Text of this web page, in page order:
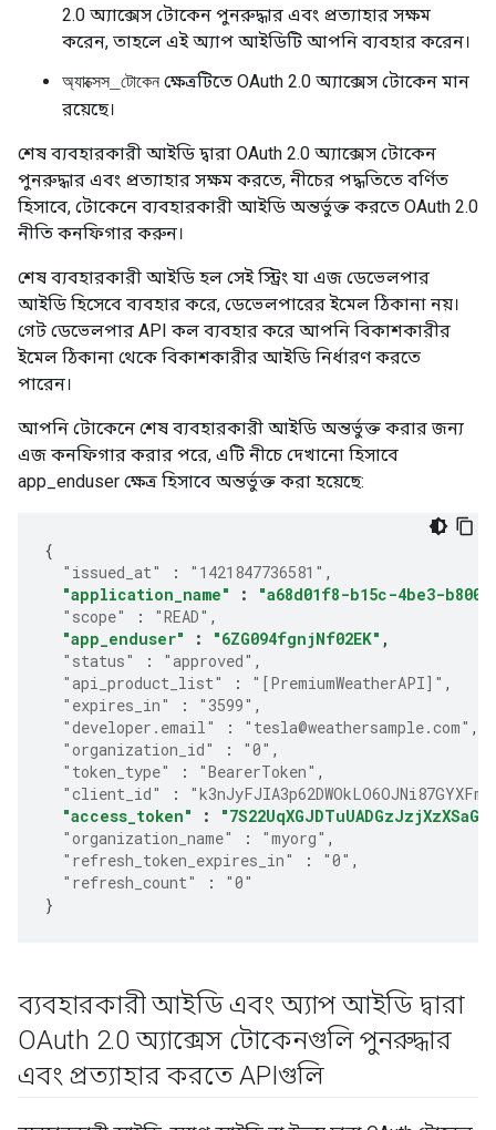
2.0 অ্যাক্সেস টোকেন পুনরুদ্ধার এবং প্রত্যাহার সক্ষম
করেন, তাহলে এই অ্যাপ আইডিটি আপনি ব্যবহার করেন।
অ্যাক্সেস_টোকেন ক্ষেত্রটিতে OAuth 2.0 অ্যাক্সেস টোকেন মান
রয়েছে।
শেষ ব্যবহারকারী আইডি দ্বারা OAuth 2.0 অ্যাক্সেস টোকেন
পুনরুদ্ধার এবং প্রত্যাহার সক্ষম করতে, নীচের পদ্ধতিতে বর্ণিত
হিসাবে, টোকেনে ব্যবহারকারী আইডি অন্তর্ভুক্ত করতে OAuth 2.0
নীতি কনফিগার করুন।
শেষ ব্যবহারকারী আইডি হল সেই স্ট্রিং যা এজ ডেভেলপার
আইডি হিসেবে ব্যবহার করে, ডেভেলপারের ইমেল ঠিকানা নয়।
গেট ডেভেলপার API কল ব্যবহার করে আপনি বিকাশকারীর
ইমেল ঠিকানা থেকে বিকাশকারীর আইডি নির্ধারণ করতে
পারেন।
আপনি টোকেনে শেষ ব্যবহারকারী আইডি অন্তর্ভুক্ত করার জন্য
এজ কনফিগার করার পরে, এটি নীচে দেখানো হিসাবে
app_enduser ক্ষেত্র হিসাবে অন্তর্ভুক্ত করা হয়েছে:
{
"issued_at"
: "1421847736581" ,
"application_name"
:
"a68d01f8-b15c-4be3-
"scope"
: "READ" ,
"app_enduser"
: "6ZG094fgnjNf02EK" ,
"status"
: "approved" ,
"api_product_list"
: "[PremiumWeatherAPI]" ,
"expires_in"
: "3599" ,
"developer.email"
: "tesla@weathersample.com" ,
"organization_id"
: "0" ,
"token_type"
: "BearerToken" ,
"client_id"
:
"access_token"
:
"organization_name"
: "myorg" ,
"refresh_token_expires_in"
: "0" ,
"refresh_count"
:
"0"
}
ব্যবহারকারী আইডি এবং অ্যাপ আইডি দ্বারা
OAuth 2.0 অ্যাক্সেস টোকেনগুলি পুনরুদ্ধার
এবং প্রত্যাহার করতে APIগুলি